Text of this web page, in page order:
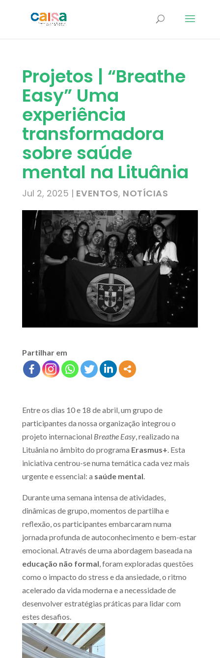
Projetos | “Breathe
Easy” Uma
experiência
transformadora
sobre saúde
mental na Lituânia
Jul 2, 2025 | EVENTOS, NOTÍCIAS
Partilhar em
Entre os dias 10 e 18 de abril, um grupo de
participantes da nossa organização integrou o
projeto internacional Breathe Easy, realizado na
Lituânia no âmbito do programa Erasmus+. Esta
iniciativa centrou-se numa temática cada vez mais
urgente e essencial: a saúde mental.
Durante uma semana intensa de atividades,
dinâmicas de grupo, momentos de partilha e
reflexão, os participantes embarcaram numa
jornada profunda de autoconhecimento e bem-estar
emocional. Através de uma abordagem baseada na
educação não formal, foram exploradas questões
como o impacto do stress e da ansiedade, o ritmo
acelerado da vida moderna e a necessidade de
desenvolver estratégias práticas para lidar com
estes desafios.